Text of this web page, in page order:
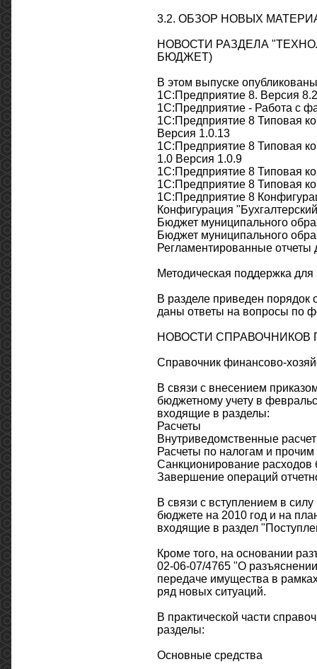
3.2. ОБЗОР НОВЫХ
НОВОСТИ РАЗДЕЛА
БЮДЖЕТ)
В этом выпуске
1С:Предприятие 8. Версия
1С:Предприятие - Работа с
1С:Предприятие 8 Типовая
Версия 1.0.13
1С:Предприятие 8 Типовая
1.0 Версия 1.0.9
1С:Предприятие 8 Типовая
1С:Предприятие 8 Типовая
1С:Предприятие 8
Конфигурация
Бюджет муниципального
Бюджет муниципального
Регламентированные отчеты
Методическая поддержка
В разделе приведен порядок
даны ответы на вопросы по
НОВОСТИ СПРАВОЧНИКОВ
Справочник финансово-
В связи с внесением
бюджетному учету в
входящие в разделы:
Расчеты
Внутриведомственные
Расчеты по налогам и
Санкционирование расходов
Завершение операций
В связи с вступлением в
бюджете на 2010 год и на
входящие в раздел
Кроме того, на основании
02-06-07/4765 "О
передаче имущества в
ряд новых ситуаций.
В практической части
разделы:
Основные средства